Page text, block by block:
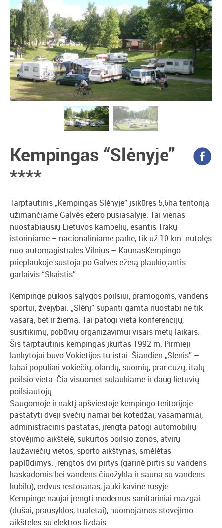
Kempingas “Slėnyje”
****
Tarptautinis „Kempingas Slėnyje” įsikūręs 5,6ha teritoriją
užimančiame Galvės ežero pusiasalyje. Tai vienas
nuostabiausių Lietuvos kampelių, esantis Trakų
istoriniame – nacionaliniame parke, tik už 10 km. nutolęs
nuo automagistralės Vilnius – KaunasKempingo
prieplaukoje sustoja po Galvės ežerą plaukiojantis
garlaivis “Skaistis”.
Kempinge puikios sąlygos poilsiui, pramogoms, vandens
sportui, žvejybai. „Slėnį” supanti gamta nuostabi ne tik
vasarą, bet ir žiemą. Tai patogi vieta konferencijų,
susitikimų, pobūvių organizavimui visais metų laikais.
Šis tarptautinis kempingas įkurtas 1992 m. Pirmieji
lankytojai buvo Vokietijos turistai. Šiandien „Slėnis” –
labai populiari vokiečių, olandų, suomių, prancūzų, italų
poilsio vieta. Čia visuomet sulaukiame ir daug lietuvių
poilsiautojų.
Saugomoje ir naktį apšviestoje kempingo teritorijoje
pastatyti dveji svečių namai bei kotedžai, vasarnamiai,
administracinis pastatas, įrengta patogi automobilių
stovėjimo aikštelė, sukurtos poilsio zonos, atvirų
laužaviečių vietos, sporto aikštynas, smėlėtas
paplūdimys. Įrengtos dvi pirtys (garinė pirtis su vandens
kaskadomis bei vandens čiuožykla ir sauna su vandens
kubilu), erdvus restoranas, jauki kavinė rūsyje.
Kempinge naujai įrengti modernūs sanitariniai mazgai
(dušai, prausyklos, tualetai), nuomojamos stovėjimo
aikštelės su elektros lizdais.